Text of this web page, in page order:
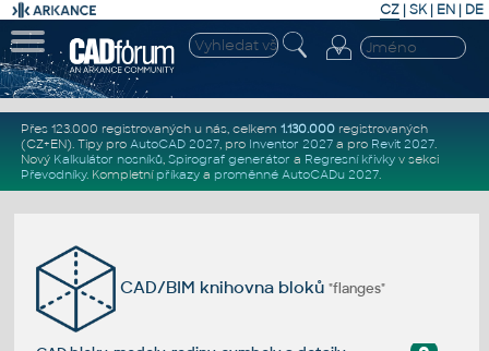
CZ | SK| EN | DE
Přes 123.000 registrovaných u nás, celkem 1.130.000registrovaných
(CZ+EN). Tipy pro AutoCAD 2027, pro Inventor 2027a pro Revit 2027.
Nový Kalkulátor nosníků, Spirograf generátor a Regresní křivkyv sekci
Převodníky. Kompletní příkazya proměnné AutoCADu 2027.
CAD/BIM knihovna bloků"flanges"